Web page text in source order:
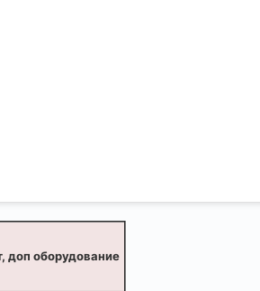
доп оборудование